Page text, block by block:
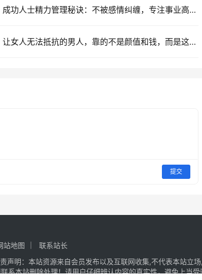
成功人士精力管理秘诀：不被感情纠缠，专注事业高效能
让女人无法抵抗的男人，靠的不是颜值和钱，而是这3个手段
提交
站地图
联系站长
声明：本站资源来自会员发布以及互联网收集,不代表本站立
系本站删除处理！请用户仔细辨认内容的真实性，避免上当受